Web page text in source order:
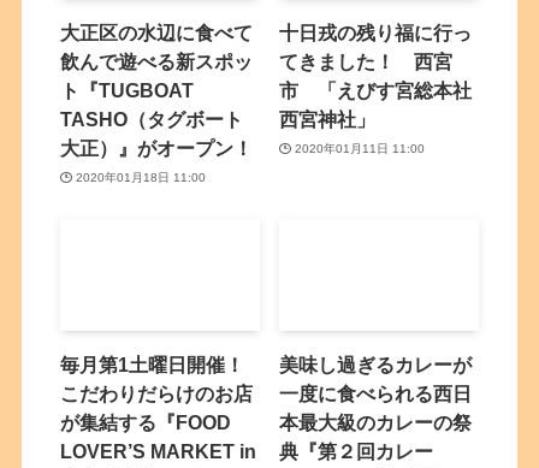
大正区の水辺に食べて
飲んで遊べる新スポッ
ト『TUGBOAT
TASHO（タグボート
大正）』がオープン！
2020年01月18日 11:00
十日戎の残り福に行っ
てきました！ 西宮
市 「えびす宮総本社
西宮神社」
2020年01月11日 11:00
毎月第1土曜日開催！
こだわりだらけのお店
が集結する『FOOD
LOVER’S MARKET in
美味し過ぎるカレーが
一度に食べられる西日
本最大級のカレーの祭
典『第２回カレー